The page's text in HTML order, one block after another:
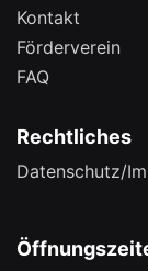
Kontakt
Förderverein
FAQ
Rechtliches
Datenschutz/